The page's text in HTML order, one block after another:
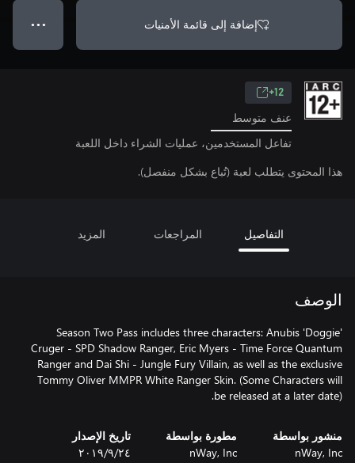
إضافة إلى قائمة الأمنيات ● ● ●
12+
عنف متوسط
تفاعل المستخدمين، عمليات الشراء داخل اللعبة
هذا المحتوى يتطلب لعبة (تُباع بشكل منفصل).
التفاصيل المراجعات المزيد
الوصف
Season Two Pass includes three characters: Anubis 'Doggie'
Cruger - SPD Shadow Ranger, Eric Myers - Time Force Quantum
Ranger and Dai Shi - Jungle Fury Villain, as well as the exclusive
Tommy Oliver MMPR White Ranger Skin. (Some Characters will
be released at a later date).
منشور بواسطة
nWay, Inc
مطورة بواسطة
nWay, Inc
تاريخ الإصدار
٢٤‏/٩‏/٢٠١٩